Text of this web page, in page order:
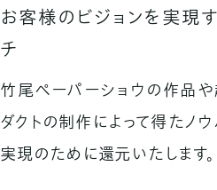
お客様のビジョンを実現
チ
竹尾ペーパーショウの作品
ダクトの制作によって得たノ
実現のために還元いたします。